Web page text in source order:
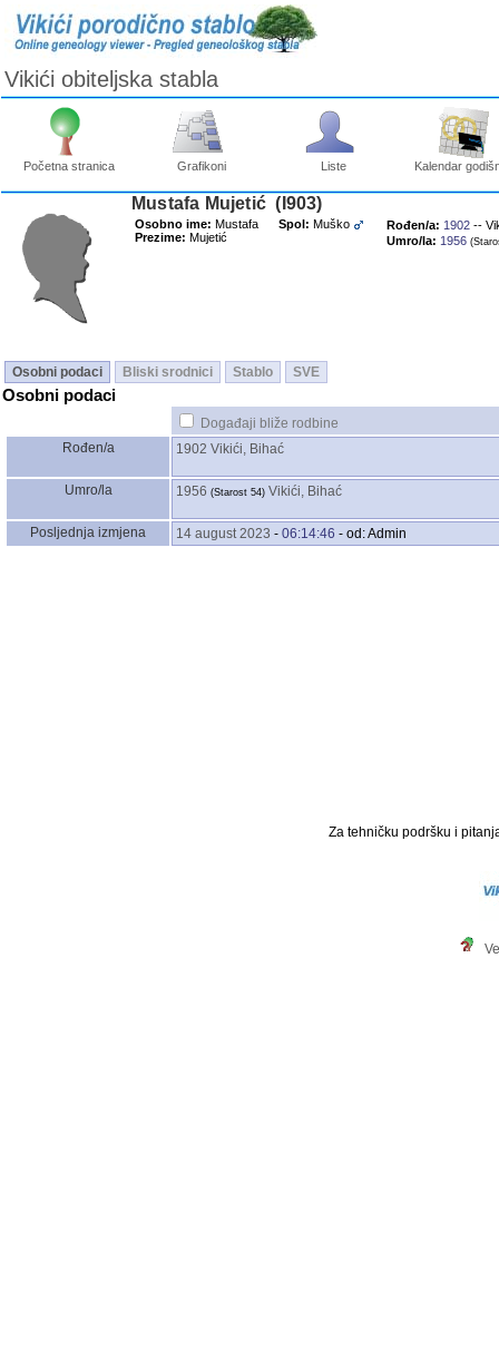
Vikići obiteljska stabla
Početna stranica Grafikoni Liste Kalendar
Mustafa Mujetić ‎(I903)‎
Osobno ime: Mustafa
Prezime: Mujetić
Spol: Muško Rođen/a: 1902 --
Umro/la: 1956
Osobni podaci Bliski srodnici Stablo SVE
Osobni podaci
Događaji bliže rodbine
Rođen/a
1902 Vikići, Bihać
Umro/la 1956 ‎(Starost 54)‎ Vikići, Bihać
Posljednja izmjena 14 august 2023 - 06:14:46 - od: Admin
Za tehničku podršku i